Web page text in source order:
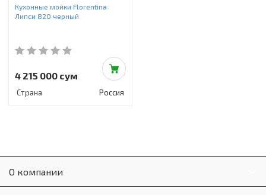
Кухонные мойки Florentina
Липси 820 черный
4 215 000 сум
Страна Россия
О компании